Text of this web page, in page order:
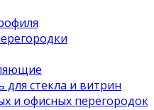
стекла и витрин
и офисных перегородок